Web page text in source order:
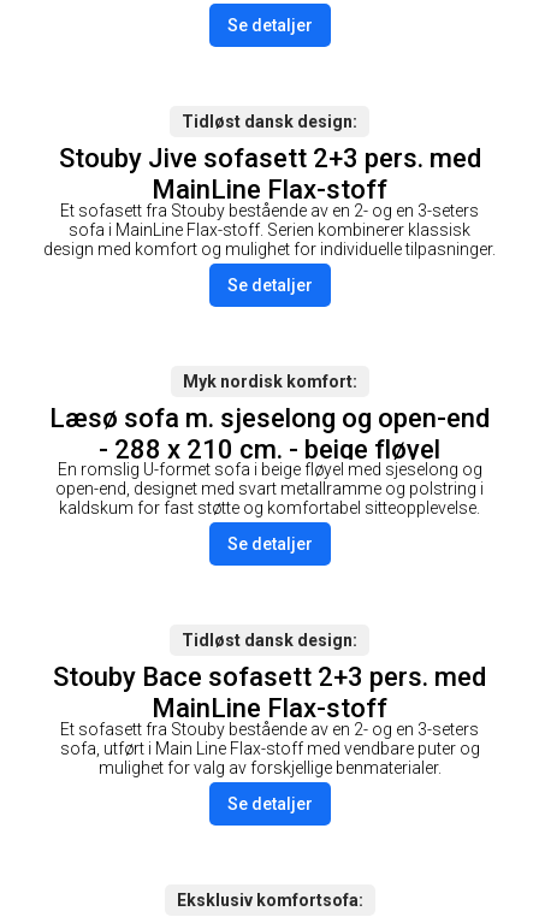
Se detaljer
Tidløst dansk design
Stouby Jive sofasett 2+3 pers. med
MainLine Flax-stoff
Et sofasett fra Stouby bestående av en 2- og en 3-seters
sofa i MainLine Flax-stoff. Serien kombinerer klassisk
design med komfort og mulighet for individuelle tilpasninger.
Se detaljer
Myk nordisk komfort
Læsø sofa m. sjeselong og open-end
- 288 x 210 cm. - beige fløyel
En romslig U-formet sofa i beige fløyel med sjeselong og
open-end, designet med svart metallramme og polstring i
kaldskum for fast støtte og komfortabel sitteopplevelse.
Se detaljer
Tidløst dansk design
Stouby Bace sofasett 2+3 pers. med
MainLine Flax-stoff
Et sofasett fra Stouby bestående av en 2- og en 3-seters
sofa, utført i Main Line Flax-stoff med vendbare puter og
mulighet for valg av forskjellige benmaterialer.
Se detaljer
Eksklusiv komfortsofa